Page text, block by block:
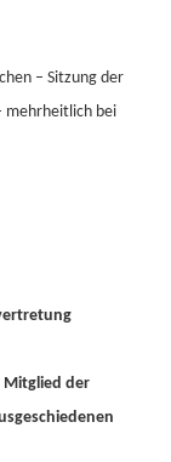
– Sitzung der
mehrheitlich bei
Mitglied der